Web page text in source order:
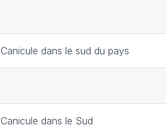
Canicule dans le sud du pays
Canicule dans le Sud